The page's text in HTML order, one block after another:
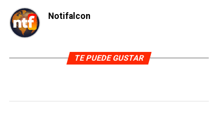
Notifalcon
TE PUEDE GUSTAR